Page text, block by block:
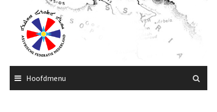
inhoud
Hoofdmenu